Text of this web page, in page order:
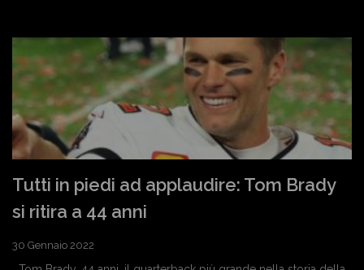
Tutti in piedi ad applaudire: Tom Brady
si ritira a 44 anni
30 Gennaio 2022